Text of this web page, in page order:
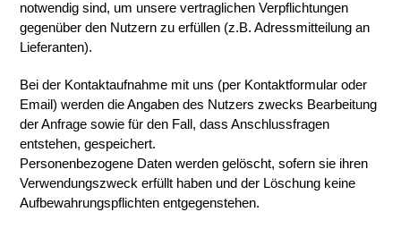
notwendig sind, um unsere vertraglichen Verpflichtungen
gegenüber den Nutzern zu erfüllen (z.B. Adressmitteilung an
Lieferanten).
Bei der Kontaktaufnahme mit uns (per Kontaktformular oder
Email) werden die Angaben des Nutzers zwecks Bearbeitung
der Anfrage sowie für den Fall, dass Anschlussfragen
entstehen, gespeichert.
Personenbezogene Daten werden gelöscht, sofern sie ihren
Verwendungszweck erfüllt haben und der Löschung keine
Aufbewahrungspflichten entgegenstehen.